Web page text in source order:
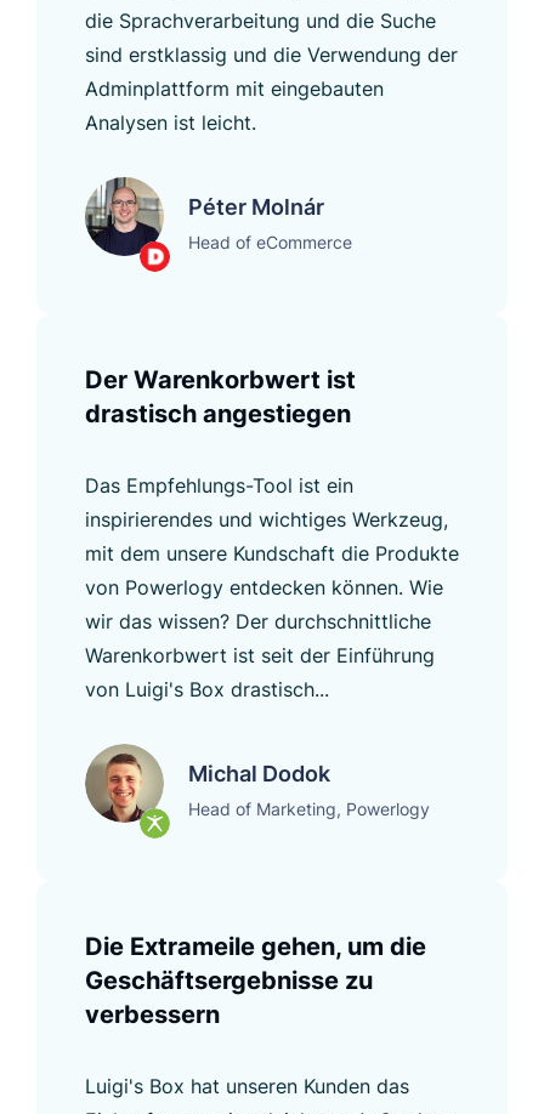
die Sprachverarbeitung und die Suche
sind erstklassig und die Verwendung der
Adminplattform mit eingebauten
Analysen ist leicht.
Péter Molnár
Head of eCommerce
Der Warenkorbwert ist
drastisch angestiegen
Das Empfehlungs-Tool ist ein
inspirierendes und wichtiges Werkzeug,
mit dem unsere Kundschaft die Produkte
von Powerlogy entdecken können. Wie
wir das wissen? Der durchschnittliche
Warenkorbwert ist seit der Einführung
von Luigi's Box drastisch...
Michal Dodok
Head of Marketing, Powerlogy
Die Extrameile gehen, um die
Geschäftsergebnisse zu
verbessern
Luigi's Box hat unseren Kunden das